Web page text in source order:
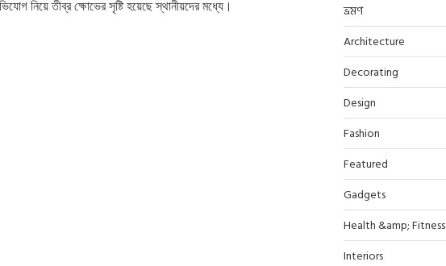
নিয়ে তীব্র ক্ষোভের সৃষ্টি হয়েছে স্থানীয়দের মধ্যে।
ভ্রমণ
Architecture
Decorating
Design
Fashion
Featured
Gadgets
Health &amp; Fitness
Interiors